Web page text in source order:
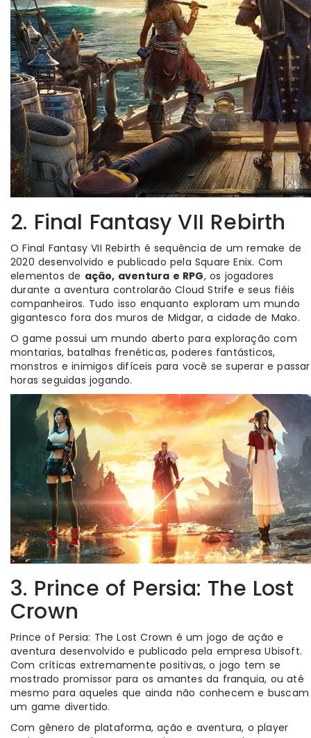
2. Final Fantasy VII Rebirth
O Final Fantasy VII Rebirth é sequência de um remake de
2020 desenvolvido e publicado pela Square Enix. Com
elementos de ação, aventura e RPG, os jogadores
durante a aventura controlarão Cloud Strife e seus fiéis
companheiros. Tudo isso enquanto exploram um mundo
gigantesco fora dos muros de Midgar, a cidade de Mako.
O game possui um mundo aberto para exploração com
montarias, batalhas frenéticas, poderes fantásticos,
monstros e inimigos difíceis para você se superar e passar
horas seguidas jogando.
3. Prince of Persia: The Lost
Crown
Prince of Persia: The Lost Crown é um jogo de ação e
aventura desenvolvido e publicado pela empresa Ubisoft.
Com críticas extremamente positivas, o jogo tem se
mostrado promissor para os amantes da franquia, ou até
mesmo para aqueles que ainda não conhecem e buscam
um game divertido.
Com gênero de plataforma, ação e aventura, o player